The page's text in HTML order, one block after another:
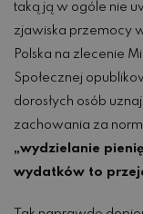
taką ją w ogóle nie
zjawiska przemocy
Polska na zlecenie
Społecznej
dorosłych osób
zachowania za
„wydzielanie
wydatków to